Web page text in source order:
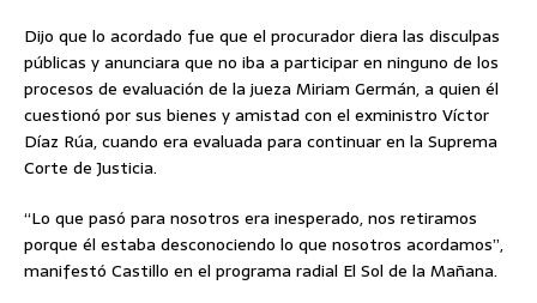
Dijo que lo acordado fue que el procurador diera las disculpas
públicas y anunciara que no iba a participar en ninguno de los
procesos de evaluación de la jueza Miriam Germán, a quien él
cuestionó por sus bienes y amistad con el exministro Víctor
Díaz Rúa, cuando era evaluada para continuar en la Suprema
Corte de Justicia.
“Lo que pasó para nosotros era inesperado, nos retiramos
porque él estaba desconociendo lo que nosotros acordamos”,
manifestó Castillo en el programa radial El Sol de la Mañana.